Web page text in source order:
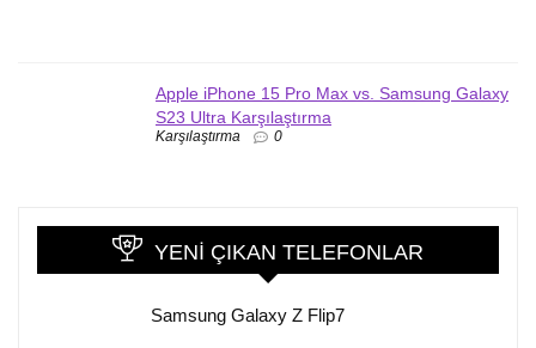
Apple iPhone 15 Pro Max vs. Samsung Galaxy
S23 Ultra Karşılaştırma
Karşılaştırma 0
YENI ÇIKAN TELEFONLAR
Samsung Galaxy Z Flip7